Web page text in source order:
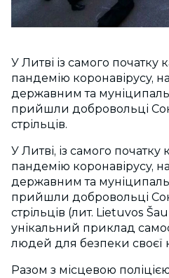
У Литві із самого початку
пандемію коронавірусу,
державним та
прийшли добровольці
стрільців.
У Литві, із самого початку
пандемію коронавірусу,
державним та
прийшли добровольці
стрільців (лит. Lietuvos
унікальний приклад
людей для безпеки своєї
Разом з місцевою